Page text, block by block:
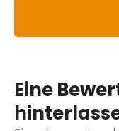
Eine